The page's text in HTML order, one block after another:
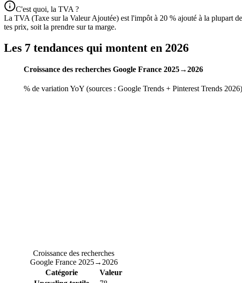
C'est quoi, la TVA ?
La TVA (Taxe sur la Valeur Ajoutée) est l'impôt à 20 % ajouté à la plupart
tes prix, soit la prendre sur ta marge.
Les 7 tendances qui montent en 2026
Croissance des recherches Google France 2025→2026
% de variation YoY (sources : Google Trends + Pinterest Trends 2026)
Croissance des recherches
Google France 2025→2026
Catégorie
Valeur